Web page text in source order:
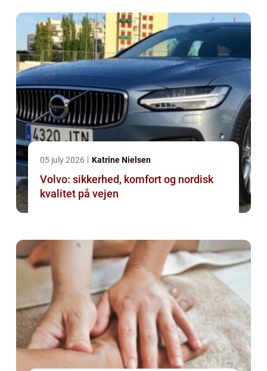
05 july 2026 Katrine Nielsen
Volvo: sikkerhed, komfort og nordisk
kvalitet på vejen